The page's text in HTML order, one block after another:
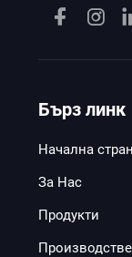
Бърз линк
Начална
За Нас
Продукти